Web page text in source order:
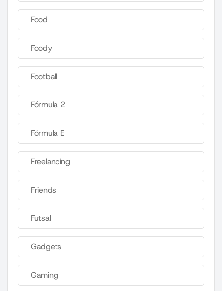
Food
Foody
Football
Fórmula 2
Fórmula E
Freelancing
Friends
Futsal
Gadgets
Gaming